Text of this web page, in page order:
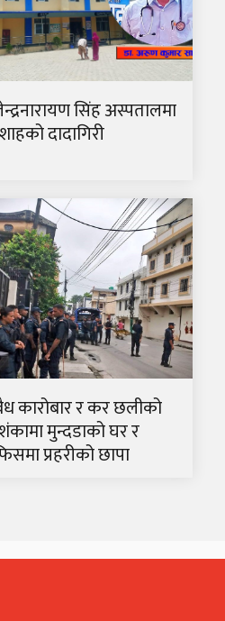
सिंह अस्पतालमा
दादागिरी
कारोबार र कर छलीको
मुन्दडाको घर र
प्रहरीको छापा